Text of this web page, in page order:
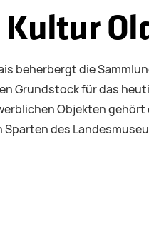
beherbergt die
Grundstock für das
Objekten
des